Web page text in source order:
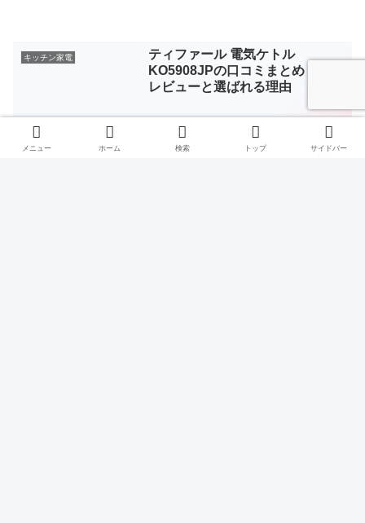
キッチン家電
ティファール 電気ケトル
KO5908JPの口コミまとめ！本音
レビューと選ばれる理由
キッチン家電
ティファール KO8568JP 電気ケ
トルの口コミ評判と使用レビュ
メニュー ホーム 検索 トップ サイドバー